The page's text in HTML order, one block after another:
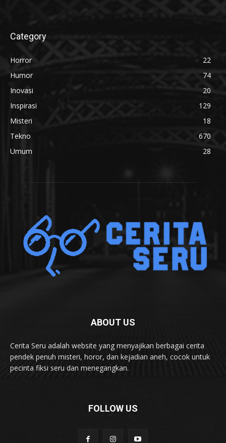
Category
Horror
22
Humor
74
Inovasi
20
Inspirasi
129
Misteri
18
Tekno
670
Umum
28
ABOUT US
Cerita Seru adalah website yang menyajikan berbagai cerita
pendek penuh misteri, horor, dan kejadian aneh, cocok untuk
pecinta fiksi seru dan menegangkan.
FOLLOW US